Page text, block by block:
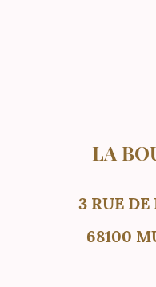
LA
3 RUE DE
68100